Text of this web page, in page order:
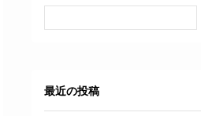
最近の投稿